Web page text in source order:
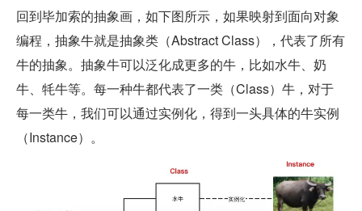
回到毕加索的抽象画，如下图所示，如果映射到面向对象
编程，抽象牛就是抽象类（Abstract Class），代表了所有
牛的抽象。抽象牛可以泛化成更多的牛，比如水牛、奶
牛、牦牛等。每一种牛都代表了一类（Class）牛，对于
每一类牛，我们可以通过实例化，得到一头具体的牛实例
（Instance）。